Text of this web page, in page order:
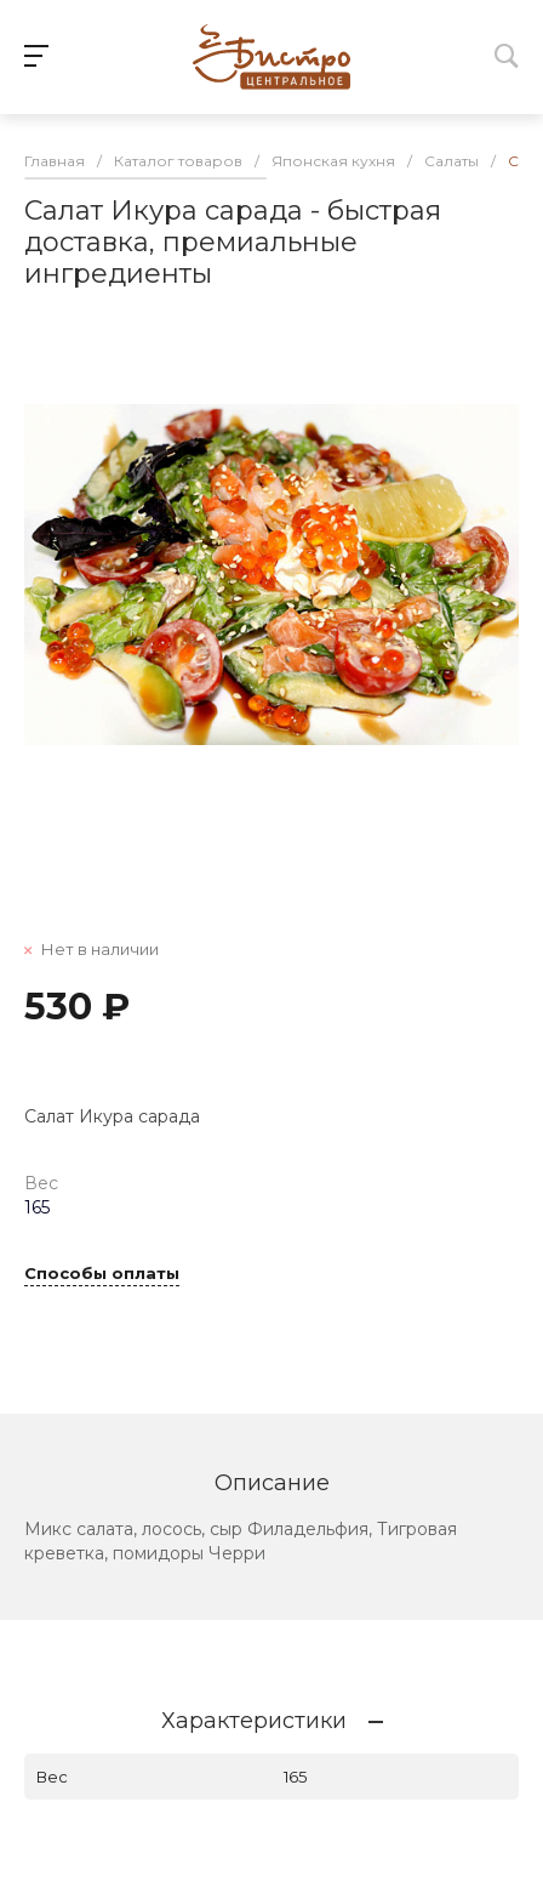
Главная / Каталог товаров / Японская кухня / Салаты /
Салат Икура сарада - быстрая
доставка, премиальные
ингредиенты
Нет в наличии
530 ₽
Салат Икура сарада
Вес
165
Способы оплаты
Описание
Микс салата, лосось, сыр Филадельфия, Тигровая
креветка, помидоры Черри
Характеристики
Вес 165